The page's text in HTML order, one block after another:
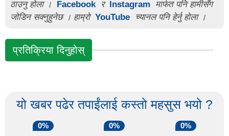
ठाउनु होला ।
Facebook र Instagram
मार्फत पनि हामीसँग
जोडिन सक्नुहुनेछ । हाम्रो YouTube च्यानल पनि हेर्नु होला ।
प्रतिक्रिया दिनुहोस्
यो खबर पढेर तपाईंलाई कस्तो महसुस भयो ?
0% 0% 0%